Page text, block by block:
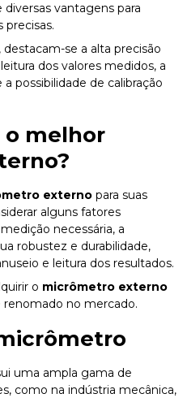
vantagens para
se a alta precisão
dos valores medidos, a
possibilidade de calibração
o melhor
?
externo para suas
alguns fatores
necessária, a
robustez e durabilidade,
e leitura dos resultados.
o micrômetro externo
no mercado.
uma ampla gama de
como na indústria mecânica,